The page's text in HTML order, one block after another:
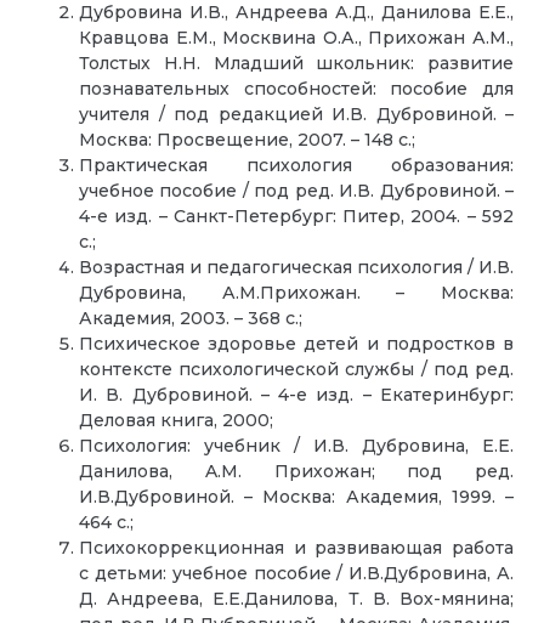
Дубровина И.В., Андреева А.Д., Данилова Е.Е.,
Кравцова Е.М., Москвина О.А., Прихожан А.М.,
Толстых Н.Н. Младший школьник: развитие
познавательных способностей: пособие для
учителя / под редакцией И.В. Дубровиной. –
Москва: Просвещение, 2007. – 148 с.;
Практическая психология образования:
учебное пособие / под ред. И.В. Дубровиной. –
4-е изд. – Санкт-Петербург: Питер, 2004. – 592
с.;
Возрастная и педагогическая психология / И.В.
Дубровина, А.М.Прихожан. – Москва:
Академия, 2003. – 368 с.;
Психическое здоровье детей и подростков в
контексте психологической службы / под ред.
И. В. Дубровиной. – 4-е изд. – Екатеринбург:
Деловая книга, 2000;
Психология: учебник / И.В. Дубровина, Е.Е.
Данилова, A.M. Прихожан; под ред.
И.В.Дубровиной. – Москва: Академия, 1999. –
464 с.;
Психокоррекционная и развивающая работа
с детьми: учебное пособие / И.В.Дубровина, А.
Д. Андреева, Е.Е.Данилова, Т. В. Вох-мянина;